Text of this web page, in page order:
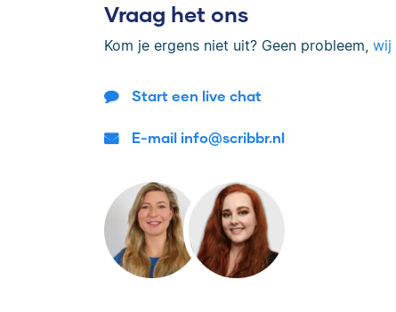
Vraag het ons
Kom je ergens niet uit? Geen probleem, wij
Start een live chat
E-mail info@scribbr.nl